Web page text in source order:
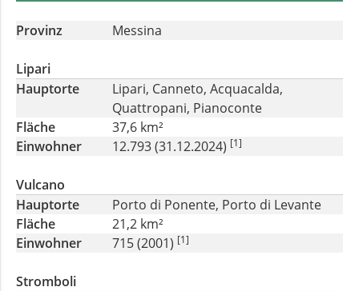
Provinz Messina
Lipari
Hauptorte
Lipari, Canneto, Acquacalda,
Quattropani, Pianoconte
Fläche
37,6 km²
Einwohner
12.793 (31.12.2024) [1]
Vulcano
Hauptorte
Porto di Ponente, Porto di Levante
Fläche
21,2 km²
Einwohner
715 (2001) [1]
Stromboli